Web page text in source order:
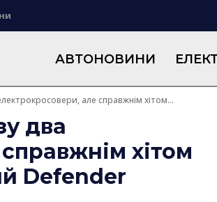
АВТОНОВИНИ
але справжнім хітом...
два
хітом
Defender